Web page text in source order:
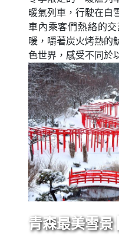
暖氣列車，行駛在白
車內乘客們熱絡的
暖，嚼著炭火烤熱的
色世界，感受不同於
青森最美雪